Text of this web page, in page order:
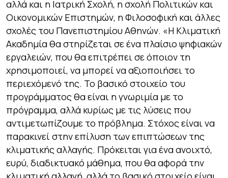
αλλά και η Ιατρική Σχολή, η σχολή Πολιτικών και
Οικονομικών Επιστημών, η Φιλοσοφική και άλλες
σχολές του Πανεπιστημίου Αθηνών. «Η Κλιματική
Ακαδημία θα στηρίζεται σε ένα πλαίσιο ψηφιακών
εργαλειών, που θα επιτρέπει σε όποιον τη
χρησιμοποιεί, να μπορεί να αξιοποιήσει το
περιεχόμενό της. Το βασικό στοιχείο του
προγράμματος θα είναι η γνωριμία με το
πρόγραμμα, αλλά κυρίως με τις λύσεις που
αντιμετωπίζουμε το πρόβλημα. Στόχος είναι να
παρακινεί στην επίλυση των επιπτώσεων της
κλιματικής αλλαγής. Πρόκειται για ένα ανοιχτό,
ευρύ, διαδικτυακό μάθημα, που θα αφορά την